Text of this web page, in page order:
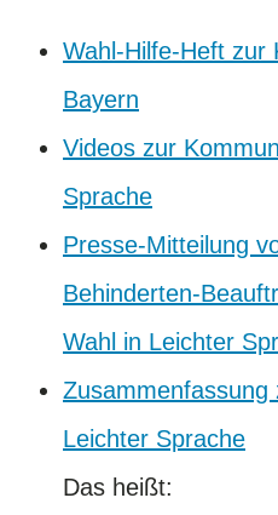
Wahl-Hilfe-Heft zur
Bayern
Videos zur
Sprache
Presse-Mitteilung
Behinderten-
Wahl in Leichter
Zusammenfassung
Leichter Sprache
Das heißt: